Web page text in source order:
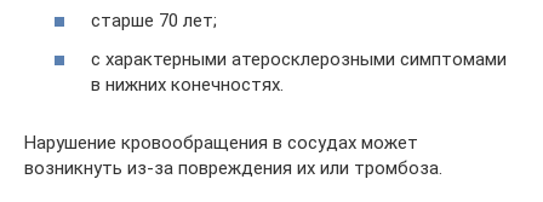
старше 70 лет;
с характерными атеросклерозными симптомами
в нижних конечностях.
Нарушение кровообращения в сосудах может
возникнуть из-за повреждения их или тромбоза.